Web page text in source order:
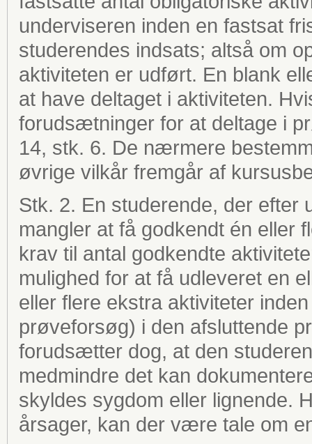
underviseren inden en fastsat
studerendes indsats; altså om
aktiviteten er udført. En blank
at have deltaget i aktiviteten.
forudsætninger for at deltage i
14, stk. 6. De nærmere
øvrige vilkår fremgår af
Stk. 2. En studerende, der efter
mangler at få godkendt én eller
krav til antal godkendte
mulighed for at få udleveret en
eller flere ekstra aktiviteter
prøveforsøg) i den afsluttende
forudsætter dog, at den
medmindre det kan
skyldes sygdom eller lignende.
årsager, kan der være tale om